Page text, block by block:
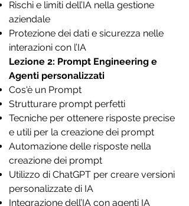
Rischi e limiti dell’IA nella gestione
aziendale
Protezione dei dati e sicurezza nelle
interazioni con l’IA
Lezione 2: Prompt Engineering e
Agenti personalizzati
Cos'è un Prompt
Strutturare prompt perfetti
Tecniche per ottenere risposte precise
e utili per la creazione dei prompt
Automazione delle risposte nella
creazione dei prompt
Utilizzo di ChatGPT per creare versioni
personalizzate di IA
Integrazione dell’IA con agenti IA